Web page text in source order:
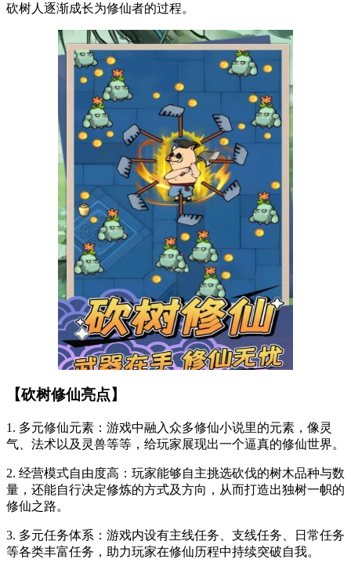
砍树人逐渐成长为修仙者的过程。
【砍树修仙亮点】
1. 多元修仙元素：游戏中融入众多修仙小说里的元素，像灵
气、法术以及灵兽等等，给玩家展现出一个逼真的修仙世界。
2. 经营模式自由度高：玩家能够自主挑选砍伐的树木品种与数
量，还能自行决定修炼的方式及方向，从而打造出独树一帜的
修仙之路。
3. 多元任务体系：游戏内设有主线任务、支线任务、日常任务
等各类丰富任务，助力玩家在修仙历程中持续突破自我。